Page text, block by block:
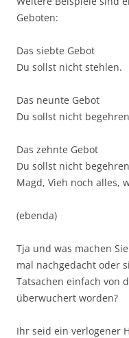
Geboten:
Das siebte Gebot
Du sollst nicht stehlen.
Das neunte Gebot
Du sollst nicht
Das zehnte Gebot
Du sollst nicht
Magd, Vieh noch alles,
(ebenda)
Tja und was machen
mal nachgedacht oder
Tatsachen einfach von
überwuchert worden?
Ihr seid ein verlogener